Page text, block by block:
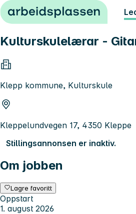
Hopp til innhold
Kulturskulelærar -
Klepp kommune, Kulturskule
Kleppelundvegen 17, 4350 Kleppe
Stillingsannonsen er inaktiv.
Om jobben
Lagre favoritt
Oppstart
1. august 2026